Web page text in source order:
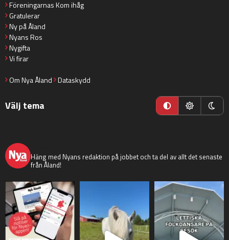
Föreningarnas Kom ihåg
Gratulerar
Ny på Åland
Nyans Ros
Nygifta
Vi firar
Om Nya Åland Dataskydd
Välj tema
Häng med Nyans redaktion på jobbet och ta del av allt det senaste
från Åland!